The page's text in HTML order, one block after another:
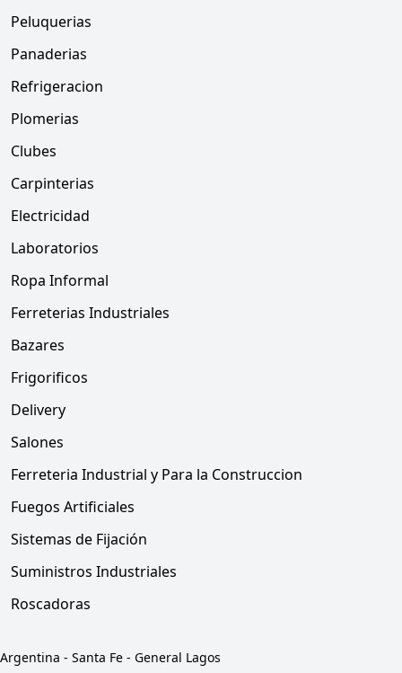
Peluquerias
Panaderias
Refrigeracion
Plomerias
Clubes
Carpinterias
Electricidad
Laboratorios
Ropa Informal
Ferreterias Industriales
Bazares
Frigorificos
Delivery
Salones
Ferreteria Industrial y Para la Construccion
Fuegos Artificiales
Sistemas de Fijación
Suministros Industriales
Roscadoras
Argentina - Santa Fe - General Lagos